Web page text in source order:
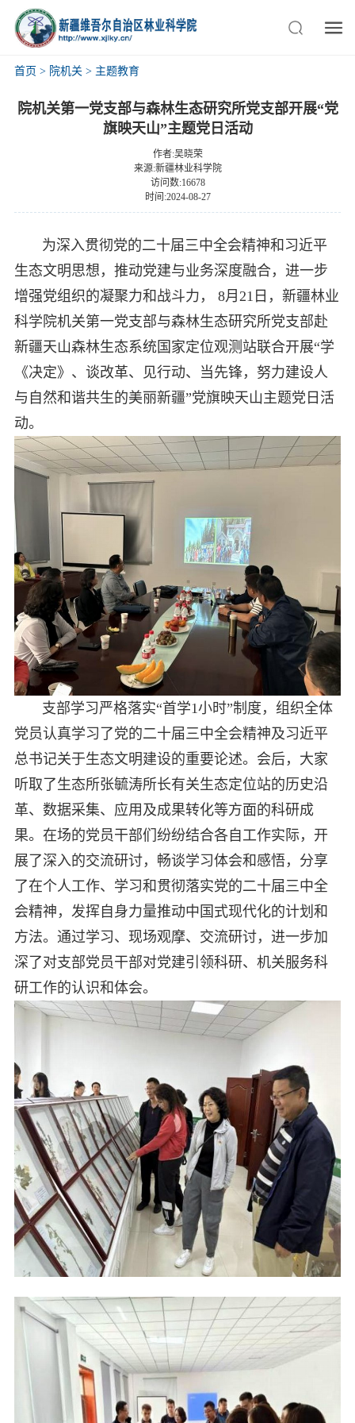
首页 > 院机关 > 主题教育
院机关第一党支部与森林生态研究所党支部开展“党
旗映天山”主题党日活动
作者:吴晓荣
来源:新疆林业科学院
访问数:16678
时间:2024-08-27
为深入贯彻党的二十届三中全会精神和习近平
生态文明思想，推动党建与业务深度融合，进一步
增强党组织的凝聚力和战斗力， 8月21日，新疆林业
科学院机关第一党支部与森林生态研究所党支部赴
新疆天山森林生态系统国家定位观测站联合开展“学
《决定》、谈改革、见行动、当先锋，努力建设人
与自然和谐共生的美丽新疆”党旗映天山主题党日活
动。
支部学习严格落实“首学1小时”制度，组织全体
党员认真学习了党的二十届三中全会精神及习近平
总书记关于生态文明建设的重要论述。会后，大家
听取了生态所张毓涛所长有关生态定位站的历史沿
革、数据采集、应用及成果转化等方面的科研成
果。在场的党员干部们纷纷结合各自工作实际，开
展了深入的交流研讨，畅谈学习体会和感悟，分享
了在个人工作、学习和贯彻落实党的二十届三中全
会精神，发挥自身力量推动中国式现代化的计划和
方法。通过学习、现场观摩、交流研讨，进一步加
深了对支部党员干部对党建引领科研、机关服务科
研工作的认识和体会。